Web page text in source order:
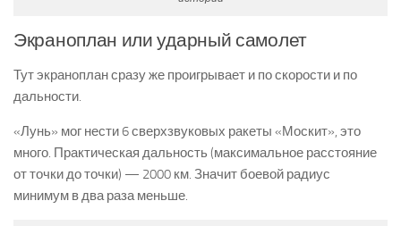
Экраноплан или ударный самолет
Тут экраноплан сразу же проигрывает и по скорости и по
дальности.
«Лунь» мог нести 6 сверхзвуковых ракеты «Москит», это
много. Практическая дальность (максимальное расстояние
от точки до точки) — 2000 км. Значит боевой радиус
минимум в два раза меньше.